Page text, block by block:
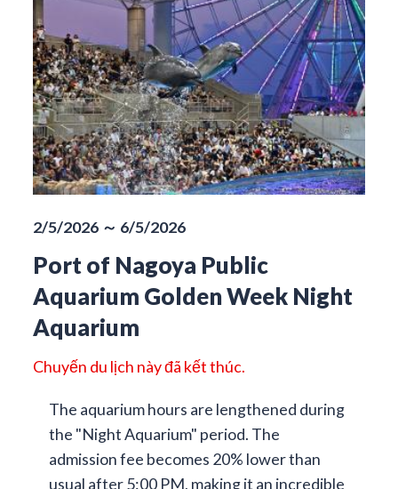
2/5/2026 ～ 6/5/2026
Port of Nagoya Public
Aquarium Golden Week Night
Aquarium
Chuyến du lịch này đã kết thúc.
The aquarium hours are lengthened during
the "Night Aquarium" period. The
admission fee becomes 20% lower than
usual after 5:00 PM, making it an incredible